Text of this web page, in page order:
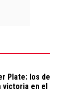
Plate: los de
victoria en el